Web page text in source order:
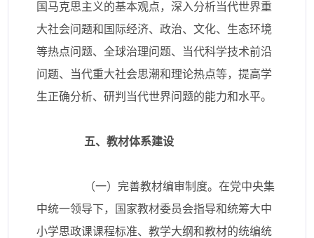
国马克思主义的基本观点，深入分析当代世界重
大社会问题和国际经济、政治、文化、生态环境
等热点问题、全球治理问题、当代科学技术前沿
问题、当代重大社会思潮和理论热点等，提高学
生正确分析、研判当代世界问题的能力和水平。
五、教材体系建设
（一）完善教材编审制度。在党中央集
中统一领导下，国家教材委员会指导和统筹大中
小学思政课课程标准、教学大纲和教材的统编统